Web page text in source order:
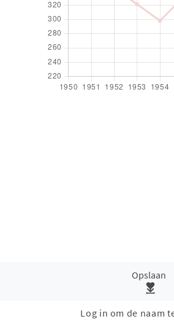
Opslaan
Log in om de naam